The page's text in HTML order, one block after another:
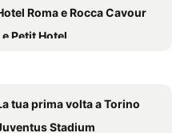
Roma e Rocca Cavour
Petit Hotel
HOTEL Borgaro Torinese
tua prima volta a Torino
Stadium